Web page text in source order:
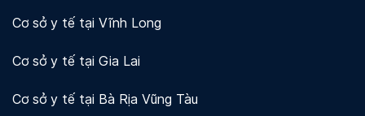
Cơ sở y tế tại Vĩnh Long
Cơ sở y tế tại Gia Lai
Cơ sở y tế tại Bà Rịa Vũng Tàu